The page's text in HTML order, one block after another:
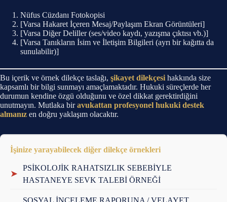
Nüfus Cüzdanı Fotokopisi
[Varsa Hakaret İçeren Mesaj/Paylaşım Ekran Görüntüleri]
[Varsa Diğer Deliller (ses/video kaydı, yazışma çıktısı vb.)]
[Varsa Tanıkların İsim ve İletişim Bilgileri (ayrı bir kağıtta da
sunulabilir)]
Bu içerik ve örnek dilekçe taslağı, şikayet dilekçesi hakkında size
kapsamlı bir bilgi sunmayı amaçlamaktadır. Hukuki süreçlerde her
durumun kendine özgü olduğunu ve özel dikkat gerektirdiğini
unutmayın. Mutlaka biravukattan profesyonel hukuki destek
almanız en doğru yaklaşım olacaktır.
İşinize yarayabilecek diğer dilekçe örnekleri
➤
PSİKOLOJİK RAHATSIZLIK SEBEBİYLE
HASTANEYE SEVK TALEBİ ÖRNEĞİ
SOSYAL İNCELEME RAPORUNA / VELAYET